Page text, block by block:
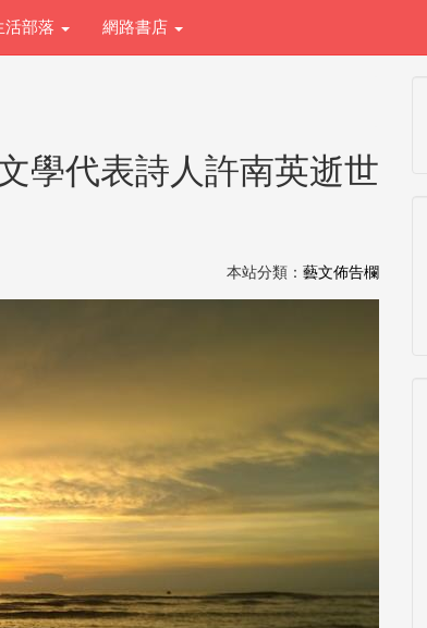
活部落 網路書店
學代表詩人許南英逝世
本站分類： 藝文佈告欄